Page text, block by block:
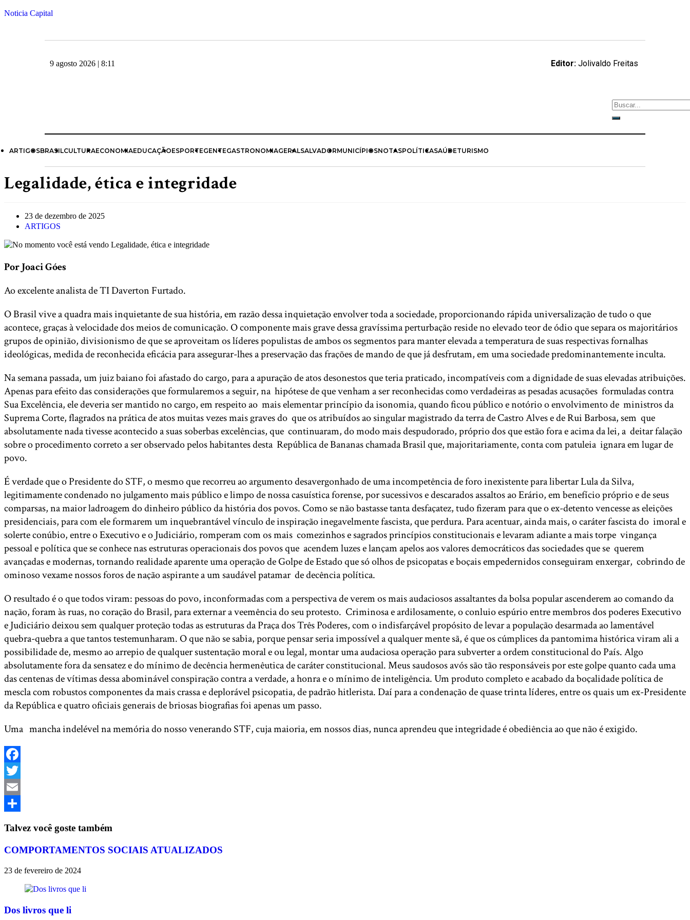
Noticia Capital
9 agosto 2026 | 8:11 Editor:Jolivaldo Freitas
ARTIGOSBRASILCULTURAECONOMIAEDUCAÇÃOESPORTEGENTEGASTRONOMIAGERALSALVADORMUNICÍPIOSNOTASPOLÍTICASAÚDETURISMO
Legalidade, ética e integridade
23 de dezembro de 2025
ARTIGOS
Por Joaci Góes
Ao excelente analista de TI Daverton Furtado.
O Brasil vive a quadra mais inquietante de sua história, em razão dessa inquietação envolver toda a sociedade, proporcionando rápida universalização de tudo o que
acontece, graças à velocidade dos meios de comunicação. O componente mais grave dessa gravíssima perturbação reside no elevado teor de ódio que separa os majoritários
grupos de opinião, divisionismo de que se aproveitam os líderes populistas de ambos os segmentos para manter elevada a temperatura de suas respectivas fornalhas
ideológicas, medida de reconhecida eficácia para assegurar-lhes a preservação das frações de mando de que já desfrutam, em uma sociedade predominantemente inculta.
Na semana passada, um juiz baiano foi afastado do cargo, para a apuração de atos desonestos que teria praticado, incompatíveis com a dignidade de suas elevadas atribuições.
Apenas para efeito das considerações que formularemos a seguir, na hipótese de que venham a ser reconhecidas como verdadeiras as pesadas acusações formuladas contra
Sua Excelência, ele deveria ser mantido no cargo, em respeito ao mais elementar princípio da isonomia, quando ficou público e notório o envolvimento de ministros da
Suprema Corte, flagrados na prática de atos muitas vezes mais graves do que os atribuídos ao singular magistrado da terra de Castro Alves e de Rui Barbosa, sem que
absolutamente nada tivesse acontecido a suas soberbas excelências, que continuaram, do modo mais despudorado, próprio dos que estão fora e acima da lei, a deitar falação
sobre o procedimento correto a ser observado pelos habitantes desta República de Bananas chamada Brasil que, majoritariamente, conta com patuleia ignara em lugar de
povo.
É verdade que o Presidente do STF, o mesmo que recorreu ao argumento desavergonhado de uma incompetência de foro inexistente para libertar Lula da Silva,
legitimamente condenado no julgamento mais público e limpo de nossa casuística forense, por sucessivos e descarados assaltos ao Erário, em benefício próprio e de seus
comparsas, na maior ladroagem do dinheiro público da história dos povos. Como se não bastasse tanta desfaçatez, tudo fizeram para que o ex-detento vencesse as eleições
presidenciais, para com ele formarem um inquebrantável vínculo de inspiração inegavelmente fascista, que perdura. Para acentuar, ainda mais, o caráter fascista do imoral e
solerte conúbio, entre o Executivo e o Judiciário, romperam com os mais comezinhos e sagrados princípios constitucionais e levaram adiante a mais torpe vingança
pessoal e política que se conhece nas estruturas operacionais dos povos que acendem luzes e lançam apelos aos valores democráticos das sociedades que se querem
avançadas e modernas, tornando realidade aparente uma operação de Golpe de Estado que só olhos de psicopatas e boçais empedernidos conseguiram enxergar, cobrindo de
ominoso vexame nossos foros de nação aspirante a um saudável patamar de decência política.
O resultado é o que todos viram: pessoas do povo, inconformadas com a perspectiva de verem os mais audaciosos assaltantes da bolsa popular ascenderem ao comando da
nação, foram às ruas, no coração do Brasil, para externar a veemência do seu protesto. Criminosa e ardilosamente, o conluio espúrio entre membros dos poderes Executivo
e Judiciário deixou sem qualquer proteção todas as estruturas da Praça dos Três Poderes, com o indisfarçável propósito de levar a população desarmada ao lamentável
quebra-quebra a que tantos testemunharam. O que não se sabia, porque pensar seria impossível a qualquer mente sã, é que os cúmplices da pantomima histórica viram ali a
possibilidade de, mesmo ao arrepio de qualquer sustentação moral e ou legal, montar uma audaciosa operação para subverter a ordem constitucional do País. Algo
absolutamente fora da sensatez e do mínimo de decência hermenêutica de caráter constitucional. Meus saudosos avós são tão responsáveis por este golpe quanto cada uma
das centenas de vítimas dessa abominável conspiração contra a verdade, a honra e o mínimo de inteligência. Um produto completo e acabado da boçalidade política de
mescla com robustos componentes da mais crassa e deplorável psicopatia, de padrão hitlerista. Daí para a condenação de quase trinta líderes, entre os quais um ex-Presidente
da República e quatro oficiais generais de briosas biografias foi apenas um passo.
Uma mancha indelével na memória do nosso venerando STF, cuja maioria, em nossos dias, nunca aprendeu que integridade é obediência ao que não é exigido.
Facebook
Twitter
Email
Talvez você goste também
COMPORTAMENTOS SOCIAIS ATUALIZADOS
23 de fevereiro de 2024
Dos livros que li